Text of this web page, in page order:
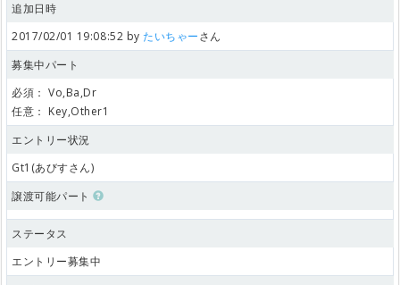
追加日時
2017/02/01 19:08:52 byたいちゃーさん
募集中パート
必須： Vo,Ba,Dr
任意： Key,Other1
エントリー状況
Gt1(あびすさん)
譲渡可能パート
ステータス
エントリー募集中